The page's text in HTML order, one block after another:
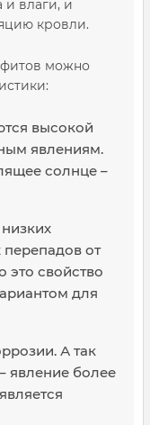
и влаги, и
кровли.
можно
высокой
явлениям.
солнце –
перепадов от
это свойство
для
А так
явление более